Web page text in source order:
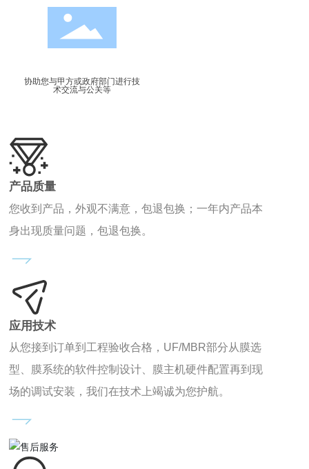
05
协助您与甲方或政府部门进行技
术交流与公关等
产品质量
您收到产品，外观不满意，包退包换；一年内产品本
身出现质量问题，包退包换。
应用技术
从您接到订单到工程验收合格，UF/MBR部分从膜选
型、膜系统的软件控制设计、膜主机硬件配置再到现
场的调试安装，我们在技术上竭诚为您护航。